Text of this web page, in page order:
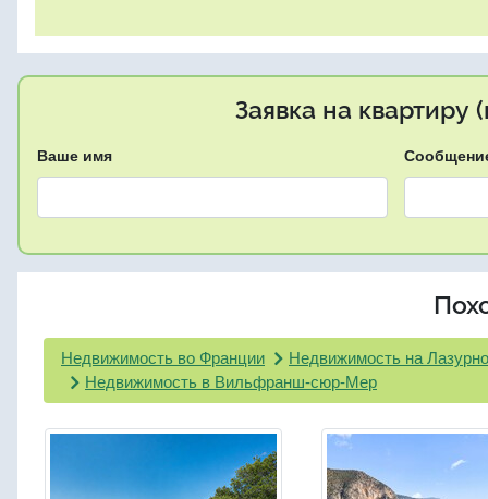
Заявка на квартиру
Ваше имя
Недвижимость во Франции
Недвижимость на
Недвижимость в Вильфранш-сюр-Мер